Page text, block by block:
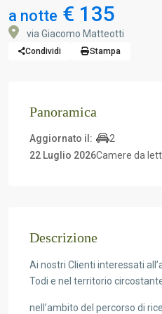
a notte € 135
via Giacomo Matteotti
Condividi Stampa
Panoramica
Aggiornato il:
22 Luglio 2026
2
Camere da
Descrizione
Ai nostri Clienti interessati
Todi e nel territorio
nell’ambito del percorso di